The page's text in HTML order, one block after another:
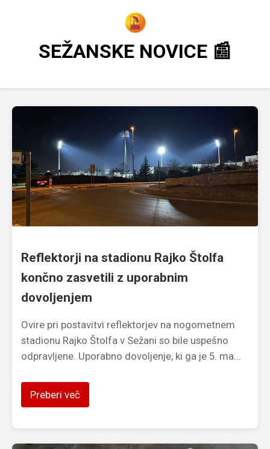
SEŽANSKE NOVICE 📰
Reflektorji na stadionu Rajko Štolfa
končno zasvetili z uporabnim
dovoljenjem
Ovire pri postavitvi reflektorjev na nogometnem
stadionu Rajko Štolfa v Sežani so bile uspešno
odpravljene. Uporabno dovoljenje, ki ga je 5. ma...
Preberi več